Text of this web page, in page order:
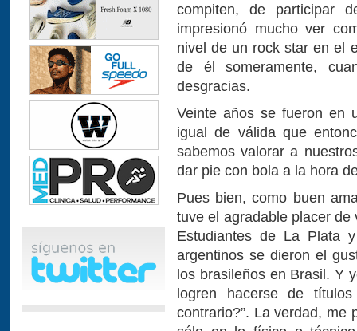
compiten, de participar
impresionó mucho ver
nivel de un rock star en el
de él someramente,
desgracias.
Veinte años se fueron en
igual de válida que
sabemos valorar a
dar pie con bola a la hora
Pues bien, como buen
tuve el agradable placer
Estudiantes de La Plata
argentinos se dieron el
los brasileños en Brasil. Y
logren hacerse de
contrario?”. La verdad, me